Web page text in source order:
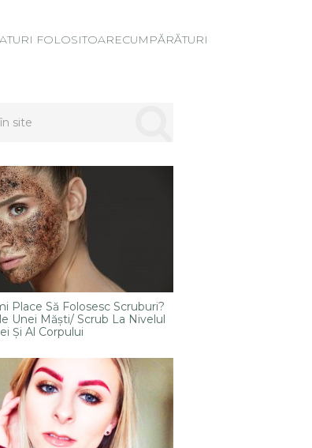
FOLOSITOARECUMPĂRĂTURI
Place Să Folosesc Scruburi?
Unei Măști/ Scrub La Nivelul
Și Al Corpului